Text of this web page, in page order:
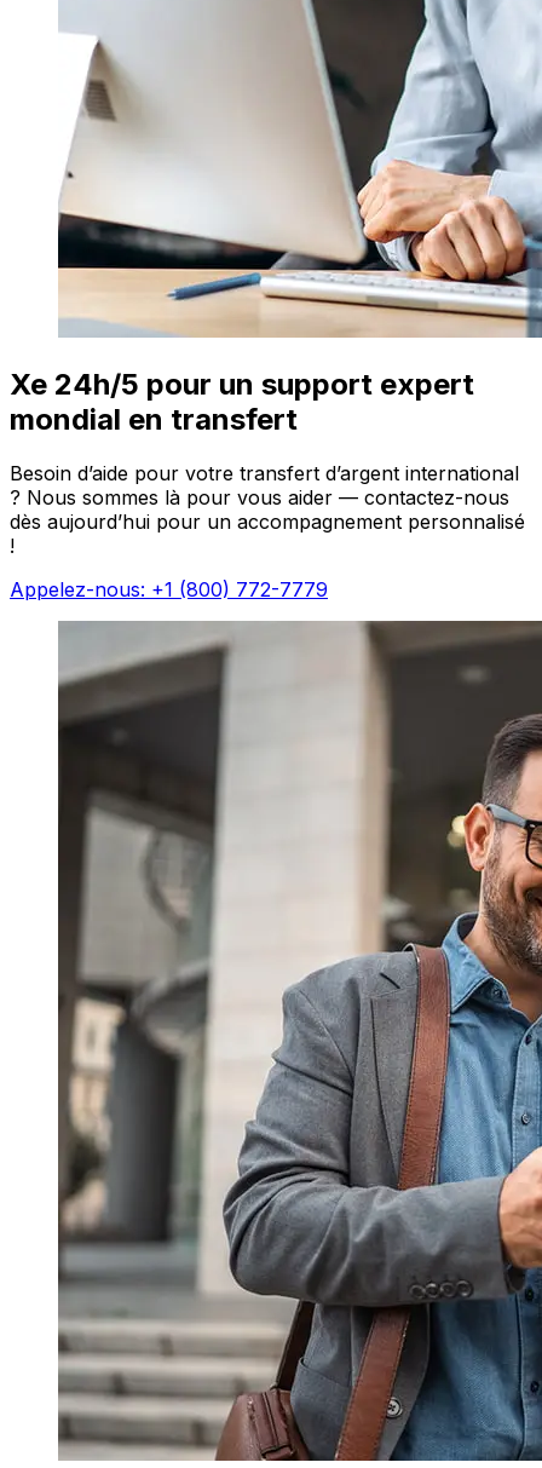
Xe 24h/5 pour un support expert
mondial en transfert
Besoin d’aide pour votre transfert d’argent international
? Nous sommes là pour vous aider — contactez-nous
dès aujourd’hui pour un accompagnement personnalisé
!
Appelez-nous: +1 (800) 772-7779